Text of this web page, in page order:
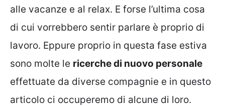
alle vacanze e al relax. E forse l’ultima cosa
di cui vorrebbero sentir parlare è proprio di
lavoro. Eppure proprio in questa fase estiva
sono molte le ricerche di nuovo personale
effettuate da diverse compagnie e in questo
articolo ci occuperemo di alcune di loro.